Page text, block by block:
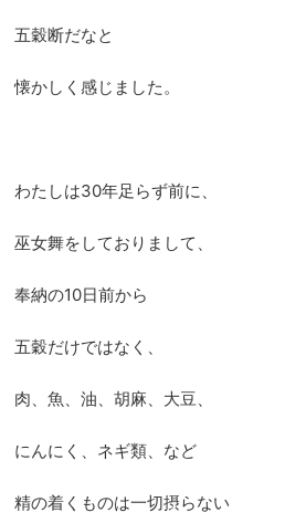
五穀断だなと
懐かしく感じました。
わたしは30年足らず前に、
巫女舞をしておりまして、
奉納の10日前から
五穀だけではなく、
肉、魚、油、胡麻、大豆、
にんにく、ネギ類、など
精の着くものは一切摂らない